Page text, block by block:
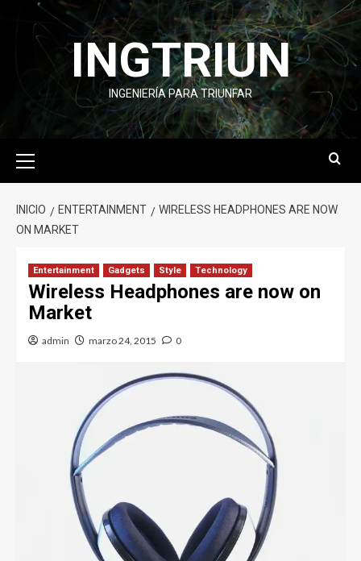
INGTRIUN
INGENIERÍA PARA TRIUNFAR
INICIO ENTERTAINMENT
WIRELESS HEADPHONES ARE NOW
ON MARKET
Entertainment Gadgets Style Technology
Wireless Headphones are now on
Market
admin marzo 24, 2015 0